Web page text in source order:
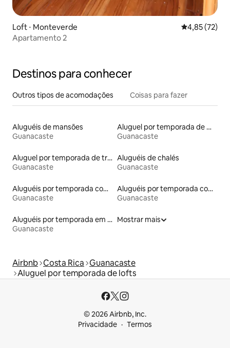
Loft ⋅ Monteverde 4,85 de uma
4,85 (72)
Apartamento 2
Destinos para conhecer
Outros tipos de acomodações Coisas para fazer
Aluguéis de mansões
Guanacaste
Aluguel por temporada de microcasas
Guanacaste
Aluguel por temporada de trailers
Guanacaste
Aluguéis de chalés
Guanacaste
Aluguéis por temporada com banheira de hidromassagem
Guanacaste
Aluguéis por temporada com acesso à praia
Guanacaste
Aluguéis por temporada em hotéis-fazenda
Guanacaste
Mostrar mais
Airbnb Costa Rica Guanacaste
Aluguel por temporada de lofts
© 2026 Airbnb, Inc.
Privacidade
Termos